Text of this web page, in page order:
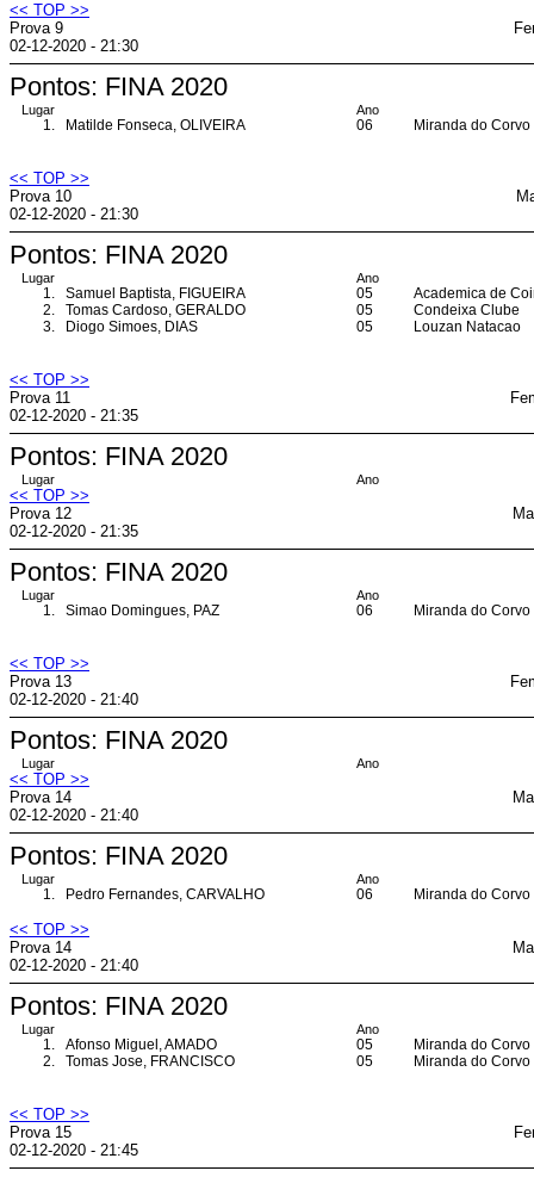
<< TOP >>
Prova 9
02-12-2020 - 21:30
Pontos: FINA 2020
Lugar Ano
1. Matilde Fonseca, OLIVEIRA 06 Miranda do Corvo
<< TOP >>
Prova 10
02-12-2020 - 21:30
Pontos: FINA 2020
Lugar Ano
1. Samuel Baptista, FIGUEIRA 05
Academica de
2.
Tomas Cardoso, GERALDO 05
Condeixa Clube
3.
Diogo Simoes, DIAS 05 Louzan Natacao
<< TOP >>
Prova 11
02-12-2020 - 21:35
Pontos: FINA 2020
Lugar Ano
<< TOP >>
Prova 12
02-12-2020 - 21:35
Pontos: FINA 2020
Lugar Ano
1. Simao Domingues, PAZ 06 Miranda do Corvo
<< TOP >>
Prova 13
02-12-2020 - 21:40
Pontos: FINA 2020
Lugar Ano
<< TOP >>
Prova 14
02-12-2020 - 21:40
Pontos: FINA 2020
Lugar Ano
1. Pedro Fernandes, CARVALHO 06 Miranda do Corvo
<< TOP >>
Prova 14
02-12-2020 - 21:40
Pontos: FINA 2020
Lugar Ano
1. Afonso Miguel, AMADO 05
Miranda do Corvo
2.
Tomas Jose, FRANCISCO 05 Miranda do Corvo
<< TOP >>
Prova 15
02-12-2020 - 21:45